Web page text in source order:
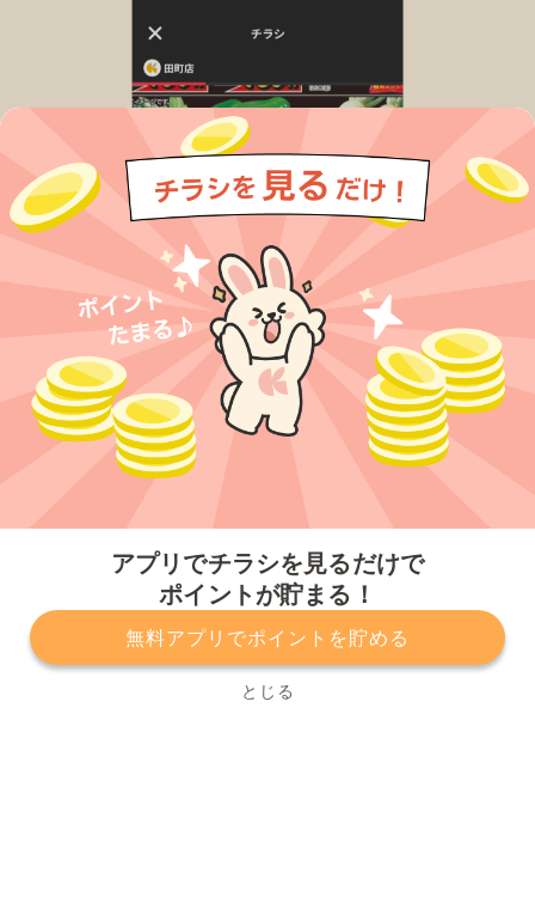
アプリでチラシを見るだけで
ポイントが貯まる！
無料アプリでポイントを貯める
とじる
プライバシーポリシー 利用規約
運営会社
サービスに関してのお問い合わせ